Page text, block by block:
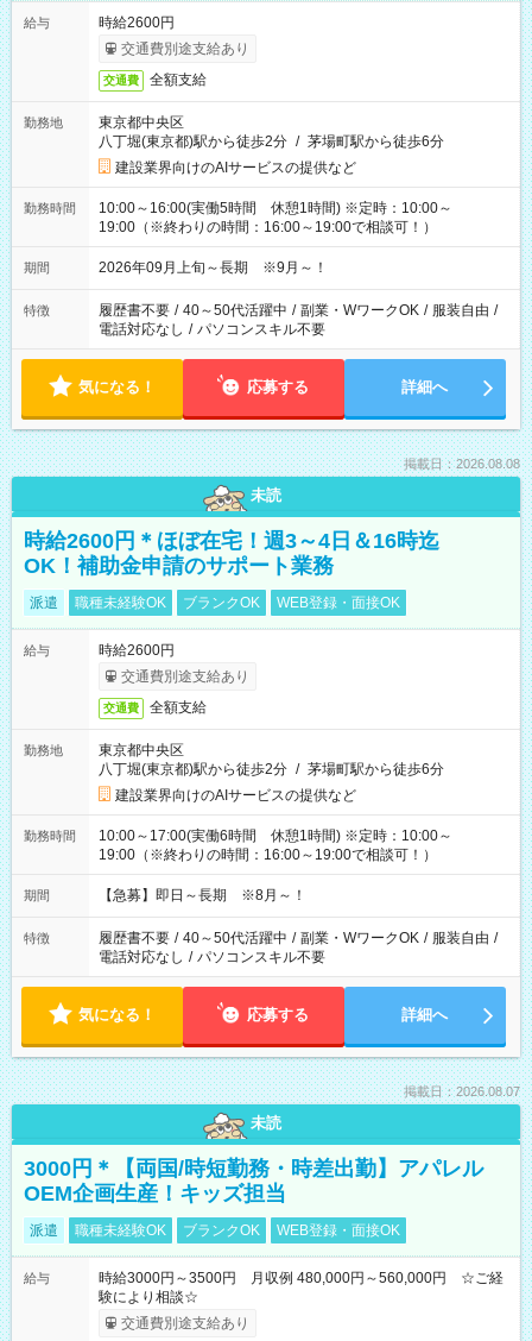
給与
時給2600円
交通費別途支給あり
交通費 全額支給
勤務地
東京都中央区
八丁堀(東京都)駅から徒歩2分 / 茅場町駅から徒歩6分
建設業界向けのAIサービスの提供など
勤務時間
10:00～16:00(実働5時間 休憩1時間) ※定時：10:00～
19:00（※終わりの時間：16:00～19:00で相談可！）
期間 2026年09月上旬～長期 ※9月～！
特徴 履歴書不要 / 40～50代活躍中 / 副業・WワークOK / 服装自由 /
電話対応なし / パソコンスキル不要
気になる！ 応募する 詳細へ
掲載日：2026.08.08
未読
時給2600円＊ほぼ在宅！週3～4日＆16時迄
OK！補助金申請のサポート業務
派遣 職種未経験OK ブランクOK WEB登録・面接OK
給与
時給2600円
交通費別途支給あり
交通費 全額支給
勤務地
東京都中央区
八丁堀(東京都)駅から徒歩2分 / 茅場町駅から徒歩6分
建設業界向けのAIサービスの提供など
勤務時間
10:00～17:00(実働6時間 休憩1時間) ※定時：10:00～
19:00（※終わりの時間：16:00～19:00で相談可！）
期間 【急募】即日～長期 ※8月～！
特徴 履歴書不要 / 40～50代活躍中 / 副業・WワークOK / 服装自由 /
電話対応なし / パソコンスキル不要
気になる！ 応募する 詳細へ
掲載日：2026.08.07
未読
3000円＊【両国/時短勤務・時差出勤】アパレル
OEM企画生産！キッズ担当
派遣 職種未経験OK ブランクOK WEB登録・面接OK
給与
時給3000円～3500円 月収例 480,000円～560,000円 ☆ご経
験により相談☆
交通費別途支給あり